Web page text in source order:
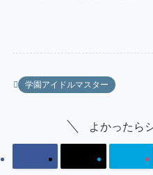
学園アイドルマスター
よかったら